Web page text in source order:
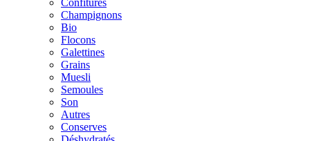
Confitures
Champignons
Bio
Flocons
Galettines
Grains
Muesli
Semoules
Son
Autres
Conserves